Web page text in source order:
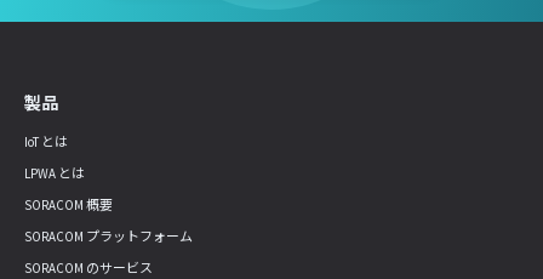
製品
IoT とは
LPWA とは
SORACOM 概要
SORACOM プラットフォーム
SORACOM のサービス